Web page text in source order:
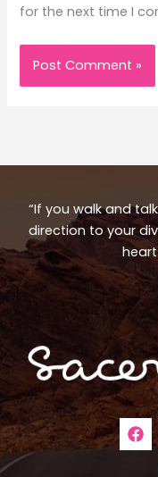
for the next time I
“If you walk and
direction to your